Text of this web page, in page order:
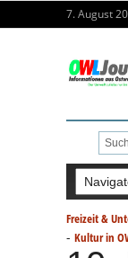
7. August
Freizeit &
- Kultur in